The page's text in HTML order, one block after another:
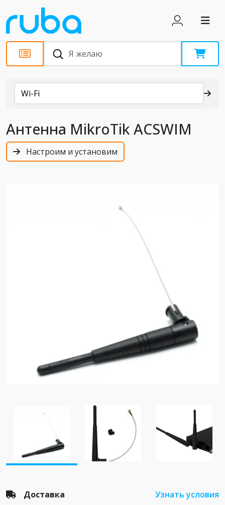
Каталог
Wi-Fi
Антенна MikroTik ACSWIM
Настроим и установим
Доставка Узнать условия